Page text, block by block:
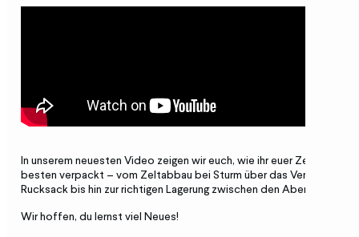
In unserem neuesten Video zeigen wir euch, wie ihr euer Zelt am
besten verpackt – vom Zeltabbau bei Sturm über das Verstauen im
Rucksack bis hin zur richtigen Lagerung zwischen den Abenteuern.
Wir hoffen, du lernst viel Neues!